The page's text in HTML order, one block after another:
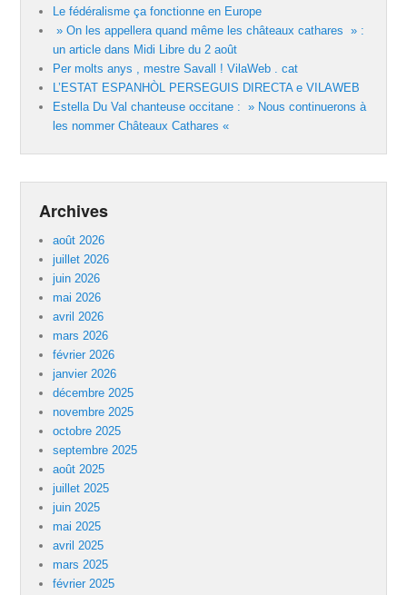
Le fédéralisme ça fonctionne en Europe
» On les appellera quand même les châteaux cathares » :
un article dans Midi Libre du 2 août
Per molts anys , mestre Savall ! VilaWeb . cat
L’ESTAT ESPANHÒL PERSEGUIS DIRECTA e VILAWEB
Estella Du Val chanteuse occitane : » Nous continuerons à
les nommer Châteaux Cathares «
Archives
août 2026
juillet 2026
juin 2026
mai 2026
avril 2026
mars 2026
février 2026
janvier 2026
décembre 2025
novembre 2025
octobre 2025
septembre 2025
août 2025
juillet 2025
juin 2025
mai 2025
avril 2025
mars 2025
février 2025